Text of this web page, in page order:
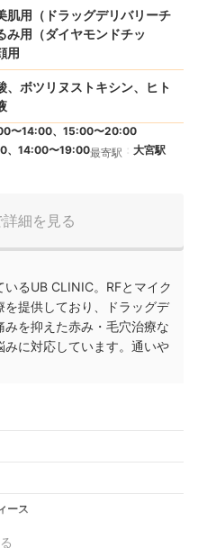
肌用（ドラッグデリバリーチ
み用（ダイヤモンドチッ
用
、ボツリヌストキシン、ヒト
〜14:00、15:00〜20:00
、14:00〜19:00最寄駅 大宮駅
細を見る
るUB CLINIC。RFとマイク
を提供しており、ドラッグデ
を抑えた赤み・毛穴治療な
みに対応しています。通いや
ース